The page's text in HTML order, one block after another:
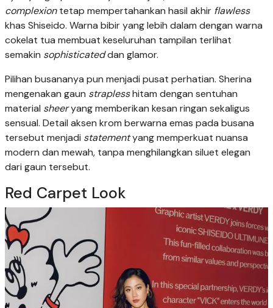
complexiontetap mempertahankan hasil akhir flawless
khas Shiseido. Warna bibir yang lebih dalam dengan warna
cokelat tua membuat keseluruhan tampilan terlihat
semakin sophisticateddan glamor.
Pilihan busananya pun menjadi pusat perhatian. Sherina
mengenakan gaun straplesshitam dengan sentuhan
material sheeryang memberikan kesan ringan sekaligus
sensual. Detail aksen krom berwarna emas pada busana
tersebut menjadi statementyang memperkuat nuansa
modern dan mewah, tanpa menghilangkan siluet elegan
dari gaun tersebut.
Red Carpet Look